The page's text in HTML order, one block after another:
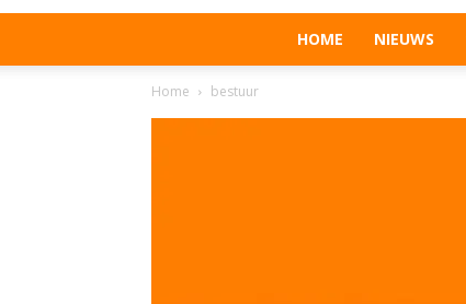
HOME NIEUWS
Home bestuur